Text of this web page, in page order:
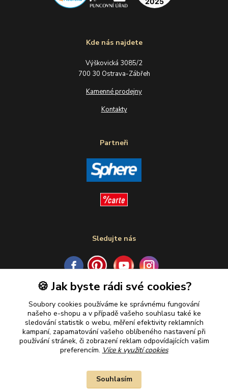
Kde nás najdete
Výškovická 3085/2
700 30 Ostrava-Zábřeh
Kamenné prodejny
Kontakty
Partneři
Sledujte nás
Plaťte u nás bezpečně
🍪 Jak byste rádi své cookies?
Soubory cookies používáme ke správnému fungování
našeho e-shopu a v případě vašeho souhlasu také ke
sledování statistik o webu, měření efektivity reklamních
kampaní, zapamatování vašeho oblíbeného nastavení při
používání stránek, či zobrazení reklam odpovídajících vašim
preferencím. Více k využití cookies
Souhlasím